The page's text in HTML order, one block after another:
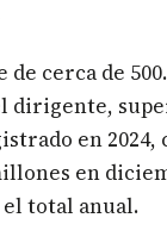
cerca de
dirigente,
en 2024,
en
total anual.